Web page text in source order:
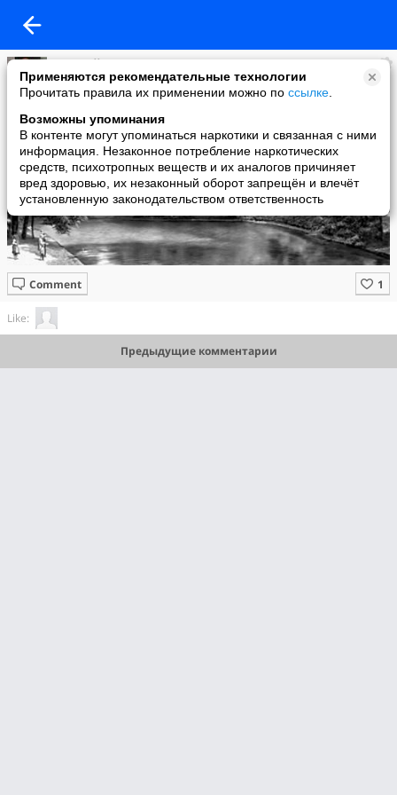
Применяются рекомендательные технологии
Прочитать правила их применении можно по ссылке
Возможны упоминания
В контенте могут упоминаться наркотики и связанная с ними
информация. Незаконное потребление наркотических
средств, психотропных веществ и их аналогов причиняет
вред здоровью, их незаконный оборот запрещён и влечёт
установленную законодательством ответственность
Евгений Зариньш
added a photo
27 Dec в 15:31
Comment
Like:
Предыдущие комментарии